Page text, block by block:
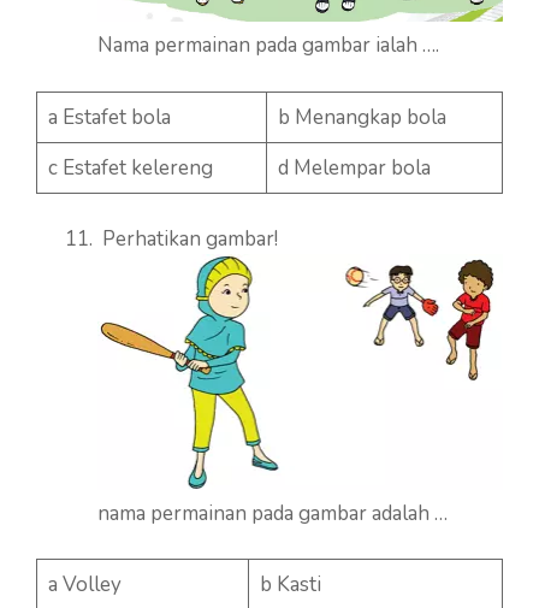
Nama permainan pada gambar ialah ….
a Estafet bola
b Menangkap bola
c Estafet kelereng
d Melempar bola
Perhatikan gambar!
nama permainan pada gambar adalah …
a Volley b Kasti